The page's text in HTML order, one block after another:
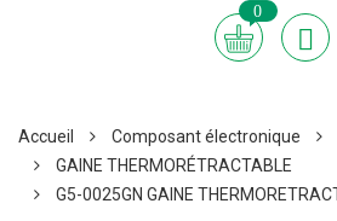
0
Accueil Composant électronique
GAINE THERMORÉTRACTABLE
G5-0025GN GAINE